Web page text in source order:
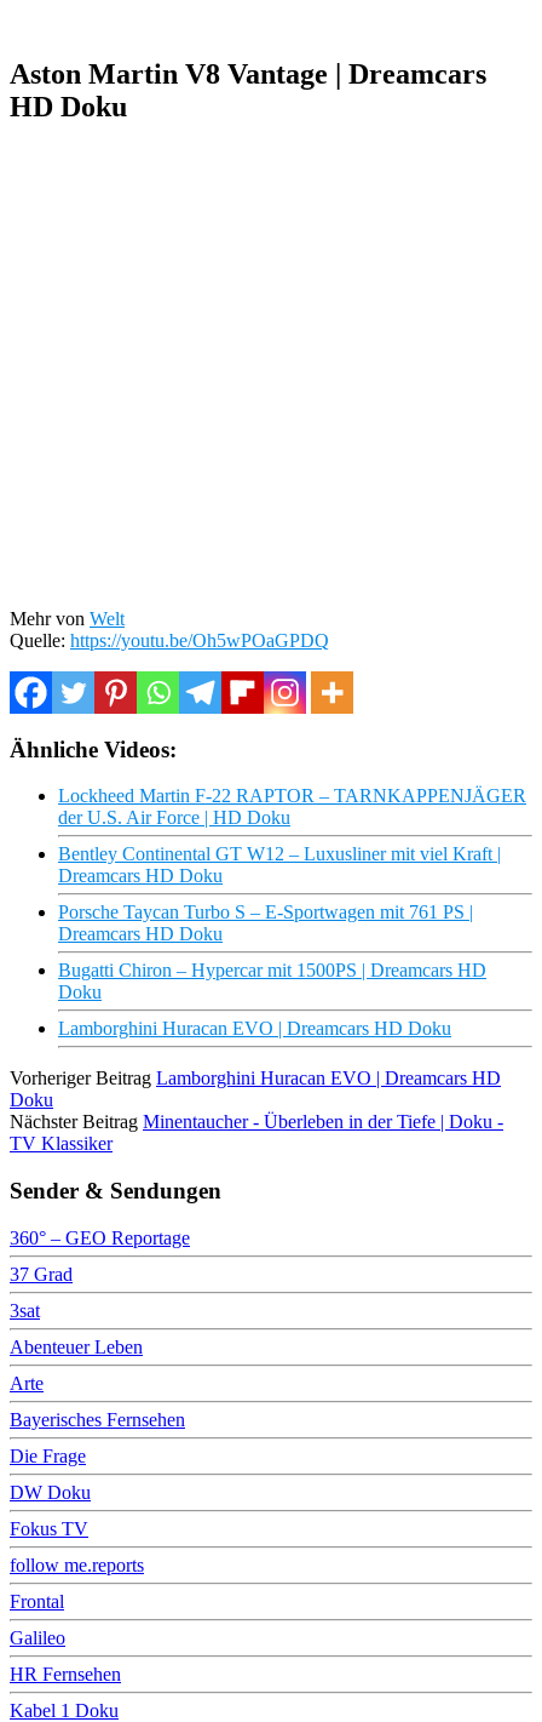
Aston Martin V8 Vantage | Dreamcars
HD Doku
Mehr von Welt
Quelle: https://youtu.be/Oh5wPOaGPDQ
Ähnliche Videos:
Lockheed Martin F-22 RAPTOR – TARNKAPPENJÄGER
der U.S. Air Force | HD Doku
Bentley Continental GT W12 – Luxusliner mit viel Kraft |
Dreamcars HD Doku
Porsche Taycan Turbo S – E-Sportwagen mit 761 PS |
Dreamcars HD Doku
Bugatti Chiron – Hypercar mit 1500PS | Dreamcars HD
Doku
Lamborghini Huracan EVO | Dreamcars HD Doku
Vorheriger Beitrag Lamborghini Huracan EVO | Dreamcars HD
Doku
Nächster Beitrag Minentaucher - Überleben in der Tiefe | Doku -
TV Klassiker
Sender & Sendungen
360° – GEO Reportage
37 Grad
3sat
Abenteuer Leben
Arte
Bayerisches Fernsehen
Die Frage
DW Doku
Fokus TV
follow me.reports
Frontal
Galileo
HR Fernsehen
Kabel 1 Doku